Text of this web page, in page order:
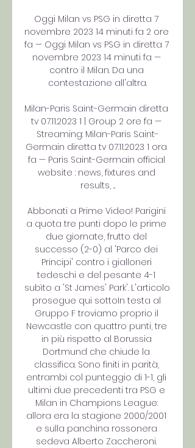
Oggi Milan vs PSG in diretta 7
novembre 2023 14 minuti fa 2 ore
fa — Oggi Milan vs PSG in diretta 7
novembre 2023 14 minuti fa —
contro il Milan. Da una
contestazione all'altra.
Milan-Paris Saint-Germain diretta
tv 07.11.2023 1 | Group 2 ore fa —
Streaming: Milan-Paris Saint-
Germain diretta tv 07.11.2023 1 ora
fa — Paris Saint-Germain official
website : news, fixtures and
results, ...
Abbonati a Prime Video! Parigini
a quota tre punti dopo le prime
due giornate, frutto del
successo (2-0) al 'Parco dei
Principi' contro i gialloneri
tedeschi e del pesante 4-1
subìto a 'St James' Park'. L'articolo
prosegue qui sottoIn testa al
Gruppo F troviamo proprio il
Newcastle con quattro punti, tre
in più rispetto al Borussia
Dortmund che chiude la
classifica. Sono finiti in parità,
entrambi col punteggio di 1-1, gli
ultimi due precedenti tra PSG e
Milan in Champions League:
allora era la stagione 2000/2001
e sulla panchina rossonera
sedeva Alberto Zaccheroni.